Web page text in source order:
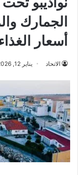
الجمارك
أسعار
الاتحاد يناير 12, 2026